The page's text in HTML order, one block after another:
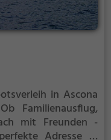
in Ascona
Ob Familienausflug,
mit Freunden -
Adresse in